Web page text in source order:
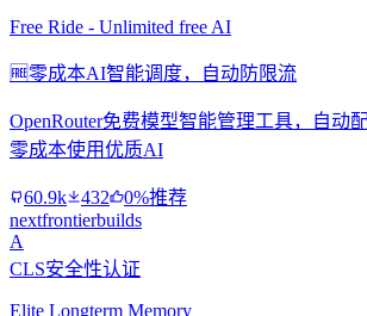
Free Ride - Unlimited free AI
🆓零成本AI智能调度，自动防限流
OpenRouter免费模型智能管理工具，自动
零成本使用优质AI
60.9k 432
0%推荐
nextfrontierbuilds
A
CLS安全性认证
Elite Longterm Memory